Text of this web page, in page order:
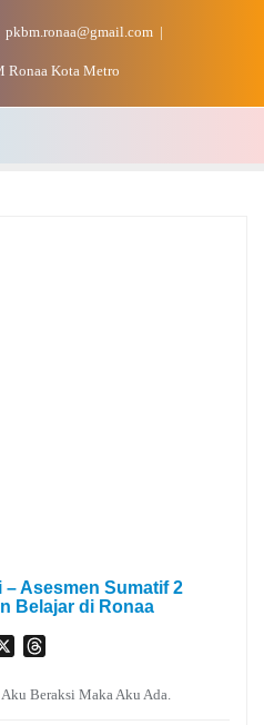
pkbm.ronaa@gmail.com
Ronaa Kota Metro
Asesmen Sumatif 2
Belajar di Ronaa
X
Beraksi Maka Aku Ada.